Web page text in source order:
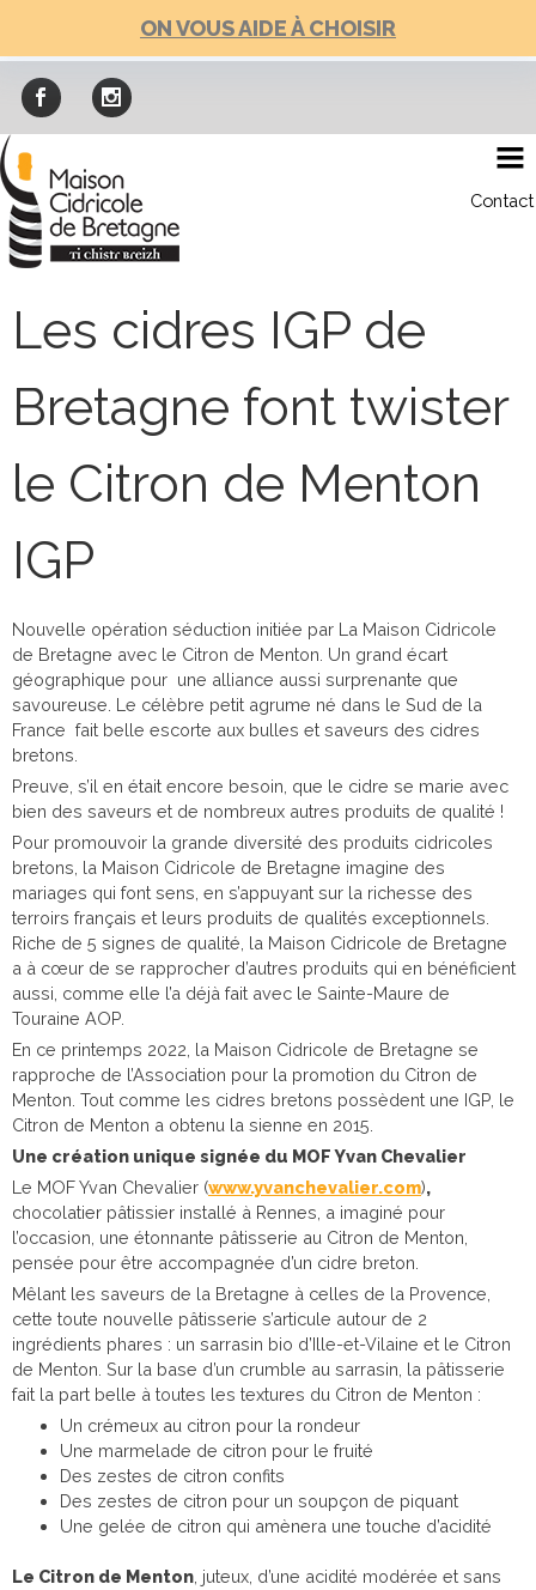
content
ON VOUS AIDE À CHOISIR
Contact
Les cidres IGP de
Bretagne font twister
le Citron de Menton
IGP
Nouvelle opération séduction initiée par La Maison Cidricole
de Bretagne avec le Citron de Menton. Un grand écart
géographique pour une alliance aussi surprenante que
savoureuse. Le célèbre petit agrume né dans le Sud de la
France fait belle escorte aux bulles et saveurs des cidres
bretons.
Preuve, s’il en était encore besoin, que le cidre se marie avec
bien des saveurs et de nombreux autres produits de qualité !
Pour promouvoir la grande diversité des produits cidricoles
bretons, la Maison Cidricole de Bretagne imagine des
mariages qui font sens, en s’appuyant sur la richesse des
terroirs français et leurs produits de qualités exceptionnels.
Riche de 5 signes de qualité, la Maison Cidricole de Bretagne
a à cœur de se rapprocher d’autres produits qui en bénéficient
aussi, comme elle l’a déjà fait avec le Sainte-Maure de
Touraine AOP.
En ce printemps 2022, la Maison Cidricole de Bretagne se
rapproche de l’Association pour la promotion du Citron de
Menton. Tout comme les cidres bretons possèdent une IGP, le
Citron de Menton a obtenu la sienne en 2015.
Une création unique signée du MOF Yvan Chevalier
Le MOF Yvan Chevalier (www.yvanchevalier.com),
chocolatier pâtissier installé à Rennes, a imaginé pour
l’occasion, une étonnante pâtisserie au Citron de Menton,
pensée pour être accompagnée d’un cidre breton.
Mêlant les saveurs de la Bretagne à celles de la Provence,
cette toute nouvelle pâtisserie s’articule autour de 2
ingrédients phares : un sarrasin bio d’Ille-et-Vilaine et le Citron
de Menton. Sur la base d’un crumble au sarrasin, la pâtisserie
fait la part belle à toutes les textures du Citron de Menton :
Un crémeux au citron pour la rondeur
Une marmelade de citron pour le fruité
Des zestes de citron confits
Des zestes de citron pour un soupçon de piquant
Une gelée de citron qui amènera une touche d’acidité
Le Citron de Menton, juteux, d’une acidité modérée et sans